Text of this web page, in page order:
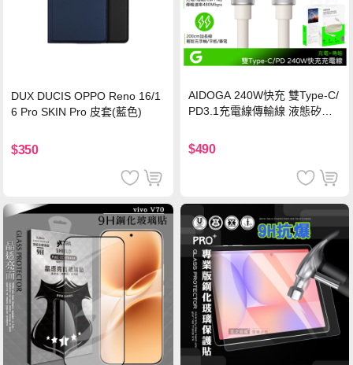
DUX DUCIS OPPO Reno 16/1
6 Pro SKIN Pro 皮套(藍色)
$350
AIDOGA 240W快充 雙Type-C/
PD3.1充電線傳輸線 液態矽膠
機/平板/筆電
$490